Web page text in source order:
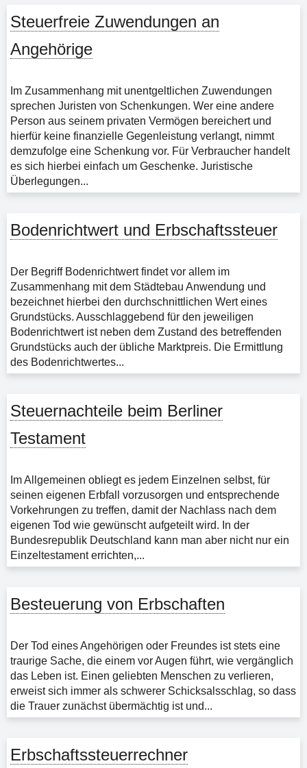
Steuerfreie Zuwendungen an
Angehörige
Im Zusammenhang mit unentgeltlichen Zuwendungen
sprechen Juristen von Schenkungen. Wer eine andere
Person aus seinem privaten Vermögen bereichert und
hierfür keine finanzielle Gegenleistung verlangt, nimmt
demzufolge eine Schenkung vor. Für Verbraucher handelt
es sich hierbei einfach um Geschenke. Juristische
Überlegungen...
Bodenrichtwert und Erbschaftssteuer
Der Begriff Bodenrichtwert findet vor allem im
Zusammenhang mit dem Städtebau Anwendung und
bezeichnet hierbei den durchschnittlichen Wert eines
Grundstücks. Ausschlaggebend für den jeweiligen
Bodenrichtwert ist neben dem Zustand des betreffenden
Grundstücks auch der übliche Marktpreis. Die Ermittlung
des Bodenrichtwertes...
Steuernachteile beim Berliner
Testament
Im Allgemeinen obliegt es jedem Einzelnen selbst, für
seinen eigenen Erbfall vorzusorgen und entsprechende
Vorkehrungen zu treffen, damit der Nachlass nach dem
eigenen Tod wie gewünscht aufgeteilt wird. In der
Bundesrepublik Deutschland kann man aber nicht nur ein
Einzeltestament errichten,...
Besteuerung von Erbschaften
Der Tod eines Angehörigen oder Freundes ist stets eine
traurige Sache, die einem vor Augen führt, wie vergänglich
das Leben ist. Einen geliebten Menschen zu verlieren,
erweist sich immer als schwerer Schicksalsschlag, so dass
die Trauer zunächst übermächtig ist und...
Erbschaftssteuerrechner